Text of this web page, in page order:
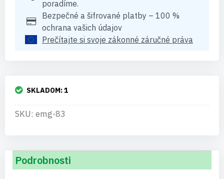
poradíme.
Bezpečné a šifrované platby – 100 %
ochrana vašich údajov
Prečítajte si svoje zákonné záručné práva
SKLADOM:1
SKU: emg-83
Podrobnosti